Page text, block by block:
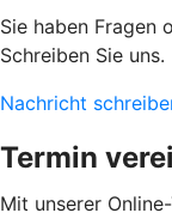
Sie haben Fragen
Schreiben Sie uns.
Nachricht
Termin
Mit unserer